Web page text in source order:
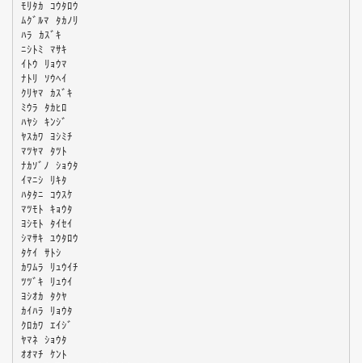
ﾓﾘﾀｶ ｺｳﾀﾛｳ
ﾑｸﾞﾙﾏ ﾀｶﾉﾘ
ﾊﾗ ｶｽﾞｷ
ﾆｼﾄﾐ ﾏｻｷ
ｲﾄｳ ﾘｮｳﾏ
ﾅﾄﾘ ｿｳﾍｲ
ｸﾘﾔﾏ ｶｽﾞｷ
ﾐｳﾗ ﾀｶﾋﾛ
ﾊﾔｼ ｷﾝｼﾞ
ﾔｽｶﾜ ﾖｼﾐﾁ
ﾏﾂﾔﾏ ﾀﾂﾄ
ﾅｶｿﾞﾉ ｼｮｳﾀ
ｲﾏﾆｼ ﾘｷﾀ
ﾊﾀﾀﾆ ｺｳｽｹ
ﾏﾂﾓﾄ ｷｮｳﾀ
ﾖｼﾓﾄ ﾀｲｾｲ
ｼﾏｻｷ ﾕｳﾀﾛｳ
ﾀｹｲ ｻﾄｼ
ｶﾜﾑﾗ ﾘｭｳｲﾁ
ﾂﾂﾞｷ ﾘｭｳｲ
ﾖｼｵｶ ﾀｸﾔ
ｶｲﾊﾗ ﾘｮｳﾀ
ｸﾛｶﾜ ｴｲｼﾞ
ﾔﾏﾈ ｼｮｳﾀ
ｵｵﾏﾁ ｹﾝﾄ